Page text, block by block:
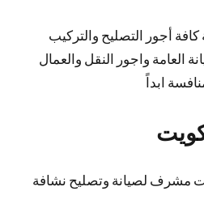
أجور التصليح والتركيب
العامة واجور النقل والعمال
ابداً
مشرف لصيانة وتصليح نشافة